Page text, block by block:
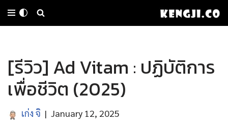
Skip
content
[รีวิว] Ad Vitam : ปฏิบัติการ
เพื่อชีวิต (2025)
เก่ง จิ January 12, 2025